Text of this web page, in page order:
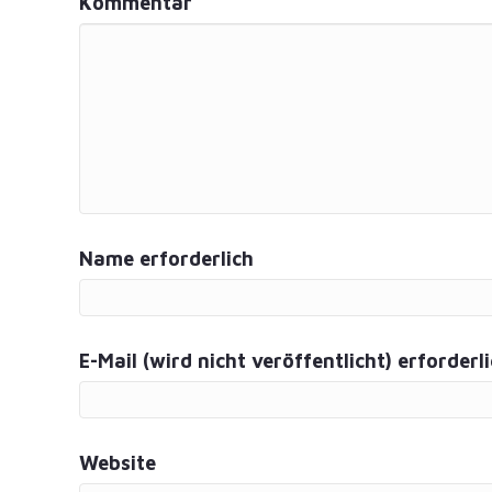
Name erforderlich
E-Mail (wird nicht veröffentlicht)
Website